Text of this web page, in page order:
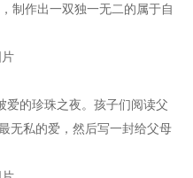
制作出一双独一无二的属于自
的珍珠之夜。孩子们阅读父
无私的爱，然后写一封给父母